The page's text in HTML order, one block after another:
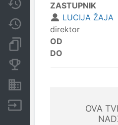
Javne nabavke
Promjene
Dokumenti i objave
ZASTUPNIK
LUCIJA ŽAJA
direktor
OD
DO
OVA